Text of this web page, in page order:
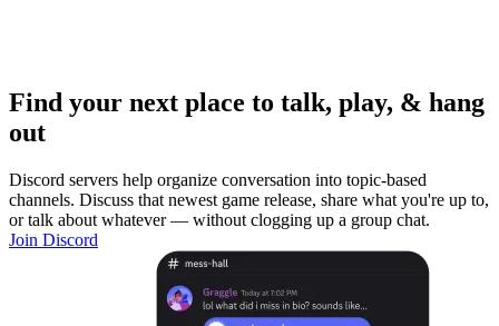
Find your next place to talk, play, & hang
out
Discord servers help organize conversation into topic-based
channels. Discuss that newest game release, share what you're up to,
or talk about whatever — without clogging up a group chat.
Join Discord